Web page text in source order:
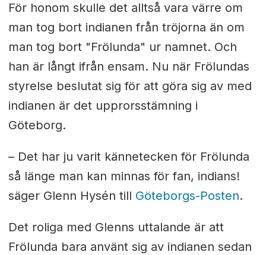
För honom skulle det alltså vara värre om
man tog bort indianen från tröjorna än om
man tog bort "Frölunda" ur namnet. Och
han är långt ifrån ensam. Nu när Frölundas
styrelse beslutat sig för att göra sig av med
indianen är det upprorsstämning i
Göteborg.
– Det har ju varit kännetecken för Frölunda
så länge man kan minnas för fan, indians!
säger Glenn Hysén till Göteborgs-Posten.
Det roliga med Glenns uttalande är att
Frölunda bara använt sig av indianen sedan